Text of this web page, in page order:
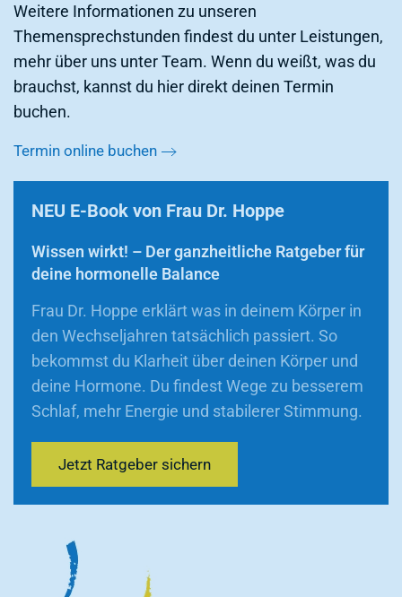
Weitere Informationen zu unseren
Themensprechstunden findest du unter Leistungen,
mehr über uns unter Team. Wenn du weißt, was du
brauchst, kannst du hier direkt deinen Termin
buchen.
Termin online buchen
NEU E-Book von Frau Dr. Hoppe
Wissen wirkt! – Der ganzheitliche Ratgeber für
deine hormonelle Balance
Frau Dr. Hoppe erklärt was in deinem Körper in
den Wechseljahren tatsächlich passiert. So
bekommst du Klarheit über deinen Körper und
deine Hormone. Du findest Wege zu besserem
Schlaf, mehr Energie und stabilerer Stimmung.
Jetzt Ratgeber sichern